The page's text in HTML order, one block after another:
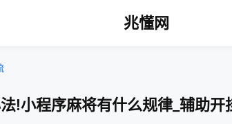
兆懂网
!小程序麻将有什么规律_辅助